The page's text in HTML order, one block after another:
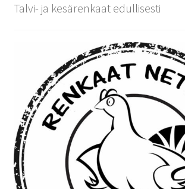
Talvi- ja kesärenkaat edullisesti